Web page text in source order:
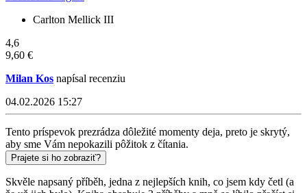
Carlton Mellick III
4,6
9,60 €
Milan Kos napísal recenziu
04.02.2026 15:27
Tento príspevok prezrádza dôležité momenty deja, preto je skrytý,
aby sme Vám nepokazili pôžitok z čítania.
Prajete si ho zobraziť?
Skvěle napsaný příběh, jedna z nejlepších knih, co jsem kdy četl (a